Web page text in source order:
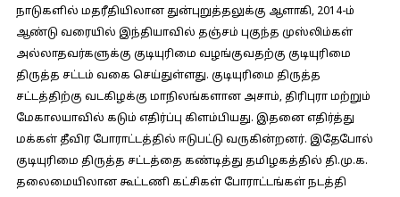
நாடுகளில் மதரீதியிலான துன்புறுத்தலுக்கு ஆளாகி, 2014-ம்
ஆண்டு வரையில் இந்தியாவில் தஞ்சம் புகுந்த முஸ்லிம்கள்
அல்லாதவர்களுக்கு குடியுரிமை வழங்குவதற்கு குடியுரிமை
திருத்த சட்டம் வகை செய்துள்ளது. குடியுரிமை திருத்த
சட்டத்திற்கு வடகிழக்கு மாநிலங்களான அசாம், திரிபுரா மற்றும்
மேகாலயாவில் கடும் எதிர்ப்பு கிளம்பியது. இதனை எதிர்த்து
மக்கள் தீவிர போராட்டத்தில் ஈடுபட்டு வருகின்றனர். இதேபோல்
குடியுரிமை திருத்த சட்டத்தை கண்டித்து தமிழகத்தில் தி.மு.க.
தலைமையிலான கூட்டணி கட்சிகள் போராட்டங்கள் நடத்தி